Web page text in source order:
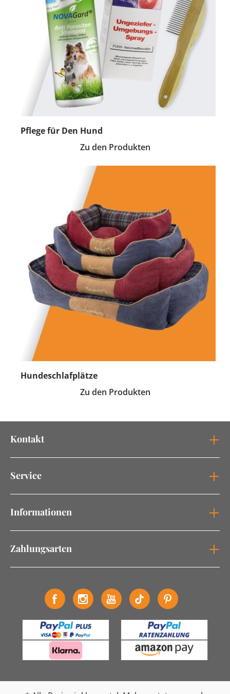
Pflege für Den Hund
Zu den Produkten
Hundeschlafplätze
Zu den Produkten
Kontakt
Service
Informationen
Zahlungsarten